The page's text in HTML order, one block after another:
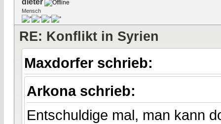
Mensch
RE: Konflikt in Syrien
Maxdorfer schrieb:
Arkona schrieb:
Entschuldige mal, man kann